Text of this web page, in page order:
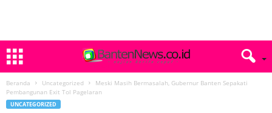
Beranda Uncategorized
Meski Masih Bermasalah, Gubernur Banten Sepakati
Pembangunan Exit Tol Pagelaran
UNCATEGORIZED